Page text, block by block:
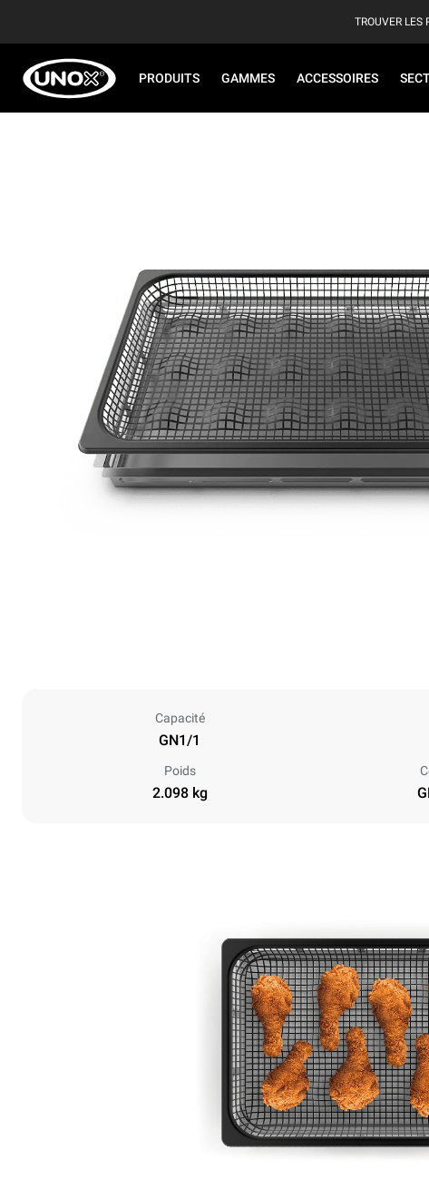
TROUVER LES
PRODUITS GAMMES ACCESSOIRES
Capacité
GN1/1
Poids
2.098 kg